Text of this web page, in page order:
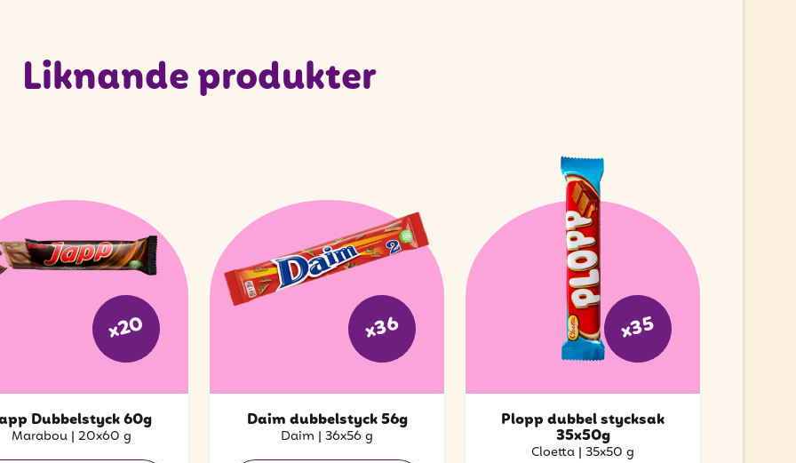
Liknande produkter
x20
Dubbelstyck 60g
Marabou | 20x60 g
x36
Daim dubbelstyck 56g
Daim | 36x56 g
x35
Plopp dubbel stycksak
35x50g
Cloetta | 35x50 g